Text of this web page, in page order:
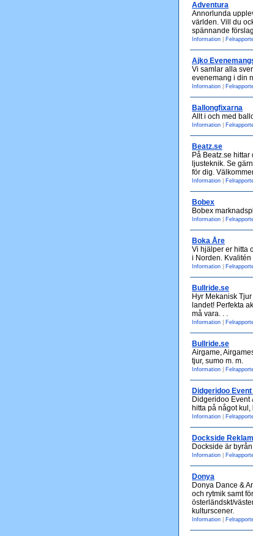
Adventura
Annorlunda
världen. Vill du
spännande
Information
Ajko
Vi samlar alla
evenemang i din
Information
Ballongfixarna
Allt i och med
Information
Beatz.se
På Beatz.se
ljusteknik. Se
för dig.
Information
Bobex
Bobex
Information
Boka Åre
Vi hjälper er hitta
i Norden.
Information
Bullride.se
Hyr Mekanisk
landet! Perfekta
må vara. . .
Information
Bullride.se
Airgame,
tjur, sumo m. m.
Information
Didgeridoo
Didgeridoo Event
hitta på något
Information
Dockside
Dockside är
Information
Donya
Donya Dance &
och rytmik samt
österländskt/
kulturscener.
Information